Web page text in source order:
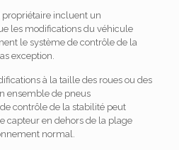
incluent un
les modifications du véhicule
le système de contrôle de la
exception.
à la taille des roues ou des
ensemble de pneus
contrôle de la stabilité peut
capteur en dehors de la plage
normal.